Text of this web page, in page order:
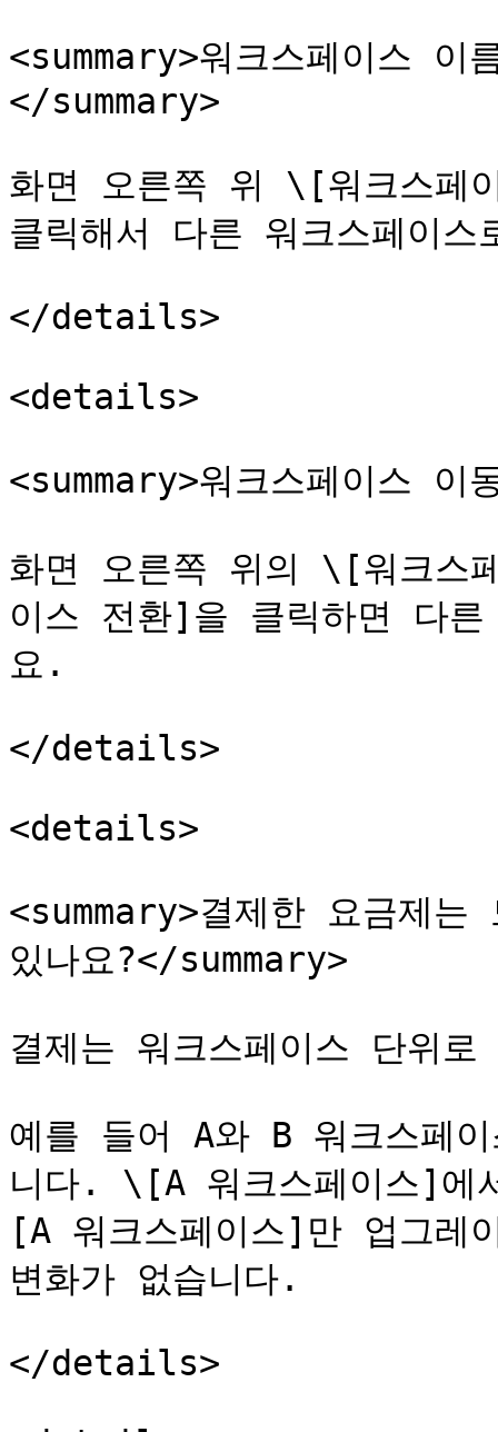
<summary>워크스페이스
</summary>
화면 오른쪽 위 \[워크스페
클릭해서 다른 워크스페이
</details>
<details>
<summary>워크스페이스
화면 오른쪽 위의 \[워크
이스 전환]을 클릭하면 다
요.
</details>
<details>
<summary>결제한 요금제
있나요?</summary>
결제는 워크스페이스 단위
예를 들어 A와 B 워크스페
니다. \[A 워크스페이스]에
[A 워크스페이스]만 업그
변화가 없습니다.
</details>